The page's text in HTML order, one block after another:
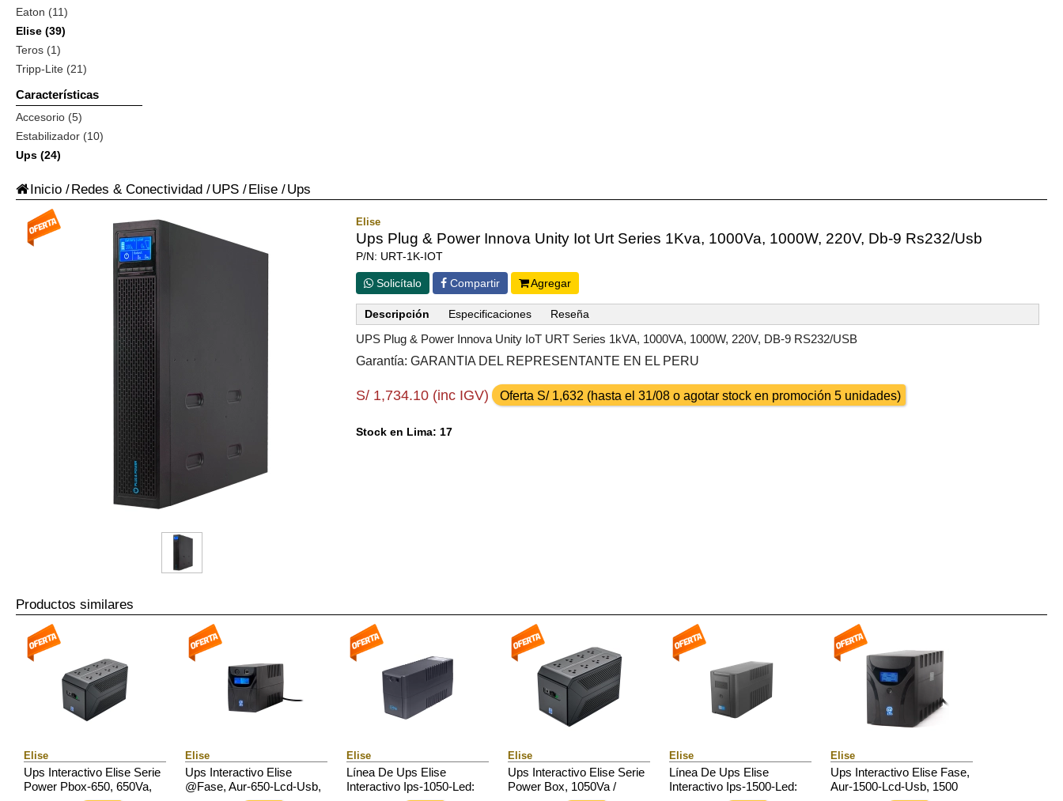
Eaton (11)
Elise (39)
Teros (1)
Tripp-Lite (21)
Características
Accesorio (5)
Estabilizador (10)
Ups (24)
Inicio /Redes & Conectividad /UPS /Elise /Ups
Elise
Ups Plug & Power Innova Unity Iot Urt Series 1Kva, 1000Va, 1000W, 220V, Db-9 Rs232/Usb
P/N: URT-1K-IOT
Solicítalo Compartir Agregar
Descripción Especificaciones Reseña
UPS Plug & Power Innova Unity IoT URT Series 1kVA, 1000VA, 1000W, 220V, DB-9 RS232/USB
Garantía: GARANTIA DEL REPRESENTANTE EN EL PERU
S/ 1,734.10 (inc IGV) Oferta S/ 1,632 (hasta el 31/08 o agotar stock en promoción 5 unidades)
Stock en Lima: 17
Productos similares
Elise
Ups Interactivo Elise Serie
Power Pbox-650, 650Va,
Elise
Ups Interactivo Elise
@Fase, Aur-650-Lcd-Usb,
Elise
Línea De Ups Elise
Interactivo Ips-1050-Led:
Elise
Ups Interactivo Elise Serie
Power Box, 1050Va /
Elise
Línea De Ups Elise
Interactivo Ips-1500-Led:
Elise
Ups Interactivo Elise Fase,
Aur-1500-Lcd-Usb, 1500